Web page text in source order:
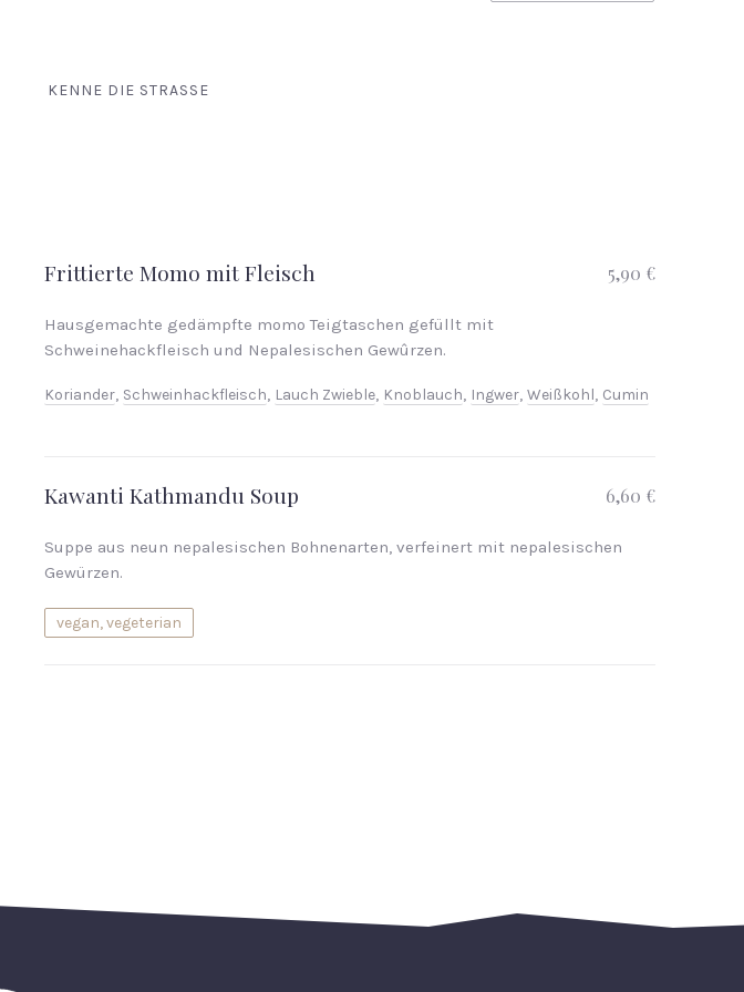
KENNE DIE STRASSE
Frittierte Momo mit Fleisch 5,90 €
Hausgemachte gedämpfte momo Teigtaschen gefüllt mit
Schweinehackfleisch und Nepalesischen Gewûrzen.
Koriander, Schweinhackfleisch, Lauch Zwieble, Knoblauch, Ingwer, Weißkohl, Cumin
Kawanti Kathmandu Soup 6,60 €
Suppe aus neun nepalesischen Bohnenarten, verfeinert mit nepalesischen
Gewürzen.
vegan, vegeterian